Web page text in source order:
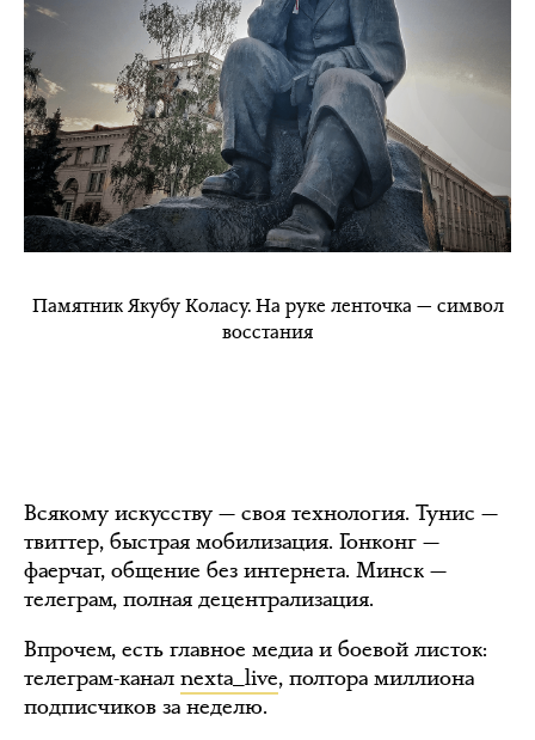
Памятник Якубу Коласу. На руке ленточка — символ
восстания
Всякому искусству — своя технология. Тунис —
твиттер, быстрая мобилизация. Гонконг —
фаерчат, общение без интернета. Минск —
телеграм, полная децентрализация.
Впрочем, есть главное медиа и боевой листок:
телеграм-канал nexta_live, полтора миллиона
подписчиков за неделю.